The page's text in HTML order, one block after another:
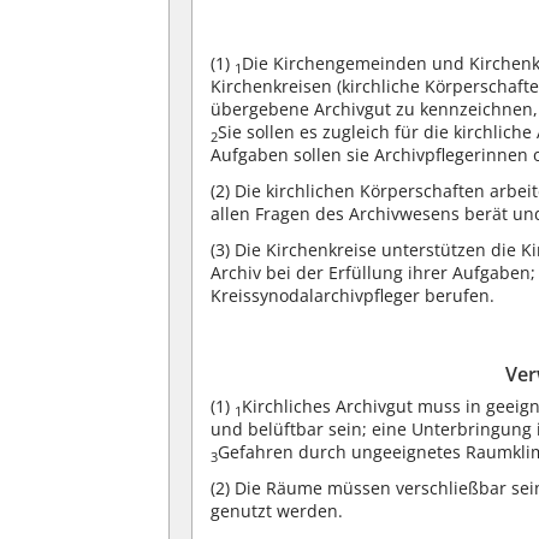
(1) 1 Die Kirchengemeinden und
Kirchenkreisen (kirchliche
übergebene Archivgut zu
2Sie sollen es zugleich für die
Aufgaben sollen sie Archivpflegerinnen
(2) Die kirchlichen Körperschaften
allen Fragen des Archivwesens berät
(3) Die Kirchenkreise unterstützen die
Archiv bei der Erfüllung ihrer
Kreissynodalarchivpfleger berufen.
(1) 1 Kirchliches Archivgut muss in
und belüftbar sein; eine
3Gefahren durch ungeeignetes
(2) Die Räume müssen verschließbar
genutzt werden.